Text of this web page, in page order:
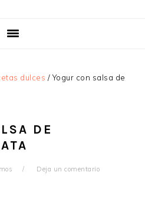
dulces /Yogur con salsa de
DE
Deja un comentario